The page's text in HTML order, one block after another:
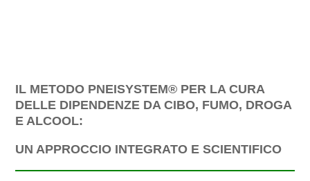
IL METODO PNEISYSTEM® PER LA CURA
DELLE DIPENDENZE DA CIBO, FUMO, DROGA
E ALCOOL:
UN APPROCCIO INTEGRATO E SCIENTIFICO